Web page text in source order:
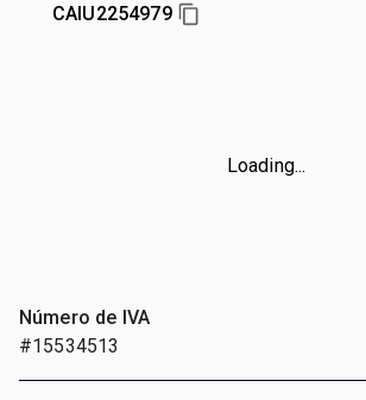
CAIU2254979
Loading...
Número de IVA
#15534513